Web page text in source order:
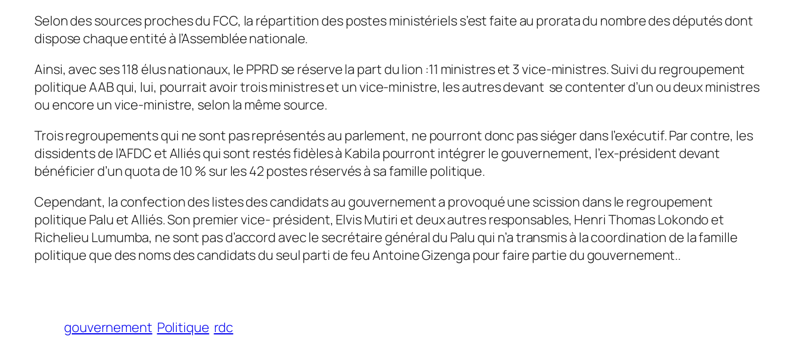
Selon des sources proches du FCC, la répartition des postes ministériels s’est faite au prorata du nombre des députés dont
dispose chaque entité à l’Assemblée nationale.
Ainsi, avec ses 118 élus nationaux, le PPRD se réserve la part du lion :11 ministres et 3 vice-ministres. Suivi du regroupement
politique AAB qui, lui, pourrait avoir trois ministres et un vice-ministre, les autres devant se contenter d’un ou deux ministres
ou encore un vice-ministre, selon la même source.
Trois regroupements qui ne sont pas représentés au parlement, ne pourront donc pas siéger dans l’exécutif. Par contre, les
dissidents de l’AFDC et Alliés qui sont restés fidèles à Kabila pourront intégrer le gouvernement, l’ex-président devant
bénéficier d’un quota de 10 % sur les 42 postes réservés à sa famille politique.
Cependant, la confection des listes des candidats au gouvernement a provoqué une scission dans le regroupement
politique Palu et Alliés. Son premier vice- président, Elvis Mutiri et deux autres responsables, Henri Thomas Lokondo et
Richelieu Lumumba, ne sont pas d’accord avec le secrétaire général du Palu qui n’a transmis à la coordination de la famille
politique que des noms des candidats du seul parti de feu Antoine Gizenga pour faire partie du gouvernement..
gouvernement Politique rdc